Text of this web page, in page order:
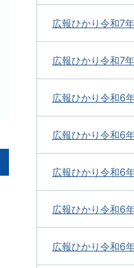
広報ひかり令和7
広報ひかり令和7
広報ひかり令和6
広報ひかり令和6
広報ひかり令和6
広報ひかり令和6
広報ひかり令和6